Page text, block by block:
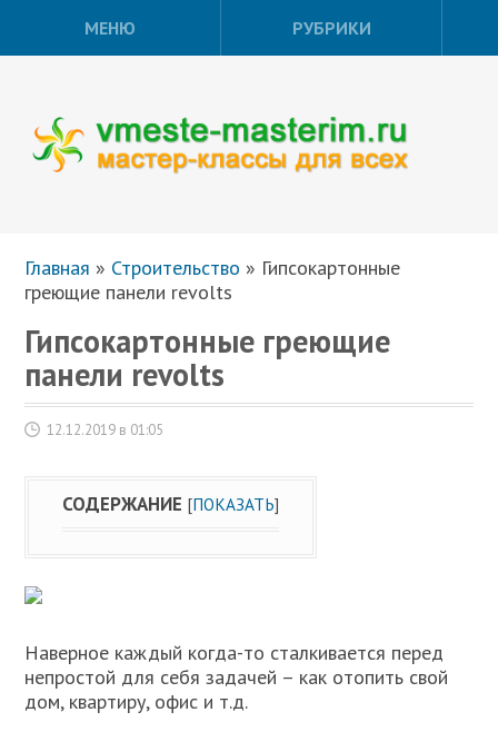
МЕНЮ РУБРИКИ
Главная » Строительство » Гипсокартонные
греющие панели revolts
Гипсокартонные греющие
панели revolts
12.12.2019 в 01:05
СОДЕРЖАНИЕ [ПОКАЗАТЬ]
Наверное каждый когда-то сталкивается перед
непростой для себя задачей – как отопить свой
дом, квартиру, офис и т.д.